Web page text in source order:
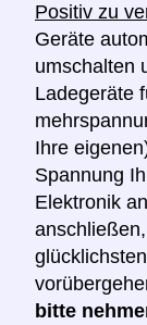
Positiv zu
Geräte
umschalten
Ladegeräte
Ihre
Spannung
Elektronik
bitte